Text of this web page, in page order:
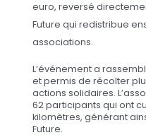
euro, reversé
Future qui redistribue
associations.
L’événement a
et permis de récolter
actions solidaires.
62 participants qui ont
kilomètres, générant
Future.